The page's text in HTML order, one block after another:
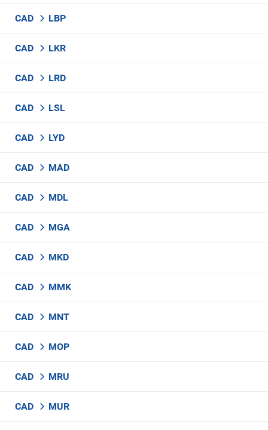
CAD LBP
CAD LKR
CAD LRD
CAD LSL
CAD LYD
CAD MAD
CAD MDL
CAD MGA
CAD MKD
CAD MMK
CAD MNT
CAD MOP
CAD MRU
CAD MUR